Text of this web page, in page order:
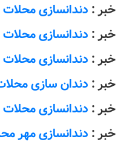
خبر : دندانسازی
خبر : دندانسازی محلات
خبر : دندانسازی محلات
خبر : دندان سازی
خبر : دندانسازی محلات
خبر : دندانسازی مهر